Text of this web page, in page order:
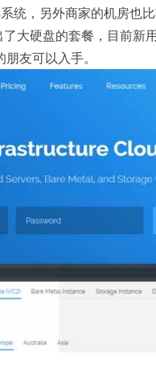
统，另外商家的机房也
大硬盘的套餐，目前新
友可以入手。